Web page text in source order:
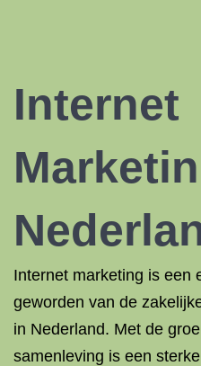
Internet
Internet marketing is een
geworden van de
in Nederland. Met de
samenleving is een